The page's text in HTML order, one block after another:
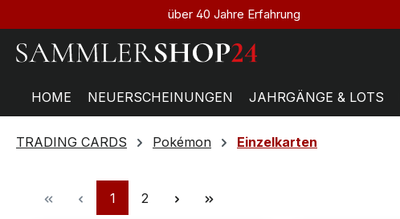
über 40 Jahre Erfahrung
HOME NEUERSCHEINUNGEN JAHRGÄNGE & LOTS
TRADING CARDS Pokémon Einzelkarten
1 2